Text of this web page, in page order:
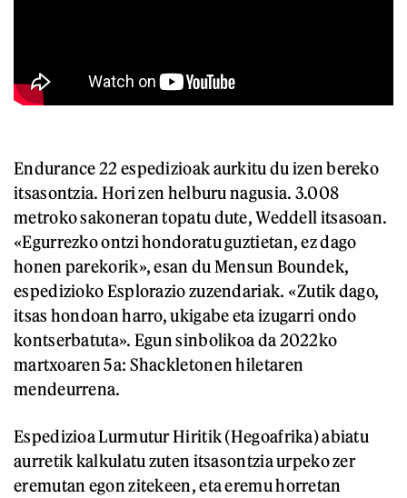
Endurance 22 espedizioak aurkitu du izen bereko
itsasontzia. Hori zen helburu nagusia. 3.008
metroko sakoneran topatu dute, Weddell itsasoan.
«Egurrezko ontzi hondoratu guztietan, ez dago
honen parekorik», esan du Mensun Boundek,
espedizioko Esplorazio zuzendariak. «Zutik dago,
itsas hondoan harro, ukigabe eta izugarri ondo
kontserbatuta». Egun sinbolikoa da 2022ko
martxoaren 5a: Shackletonen hiletaren
mendeurrena.
Espedizioa Lurmutur Hiritik (Hegoafrika) abiatu
aurretik kalkulatu zuten itsasontzia urpeko zer
eremutan egon zitekeen, eta eremu horretan